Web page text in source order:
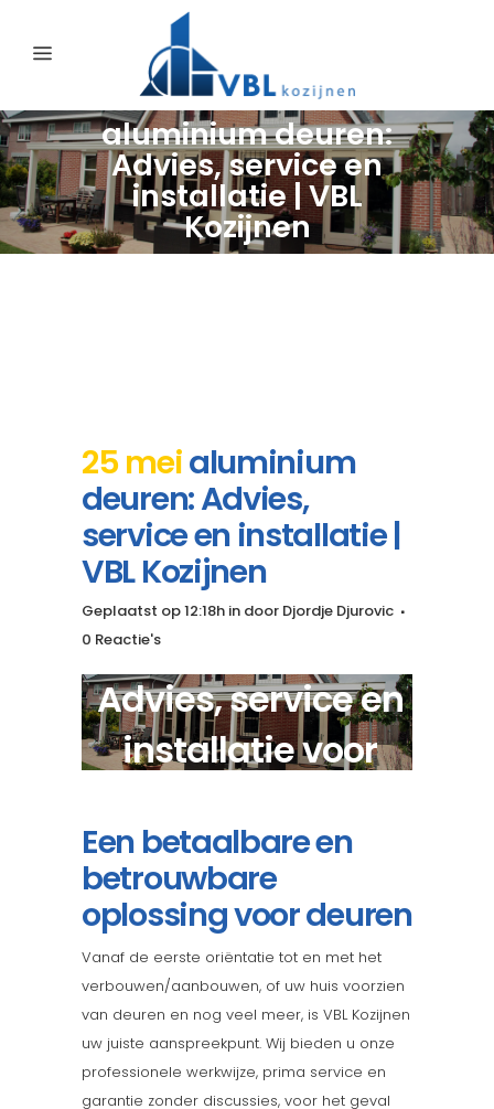
aluminium deuren:
Advies, service en
installatie | VBL
Kozijnen
25 meialuminium
deuren: Advies,
service en installatie |
VBL Kozijnen
Geplaatst op 12:18h in door Djordje Djurovic
0 Reactie's
Advies, service en
installatie voor
Een betaalbare en
betrouwbare
oplossing voor deuren
Vanaf de eerste oriëntatie tot en met het
verbouwen/aanbouwen, of uw huis voorzien
van deuren en nog veel meer, is VBL Kozijnen
uw juiste aanspreekpunt. Wij bieden u onze
professionele werkwijze, prima service en
garantie zonder discussies, voor het geval